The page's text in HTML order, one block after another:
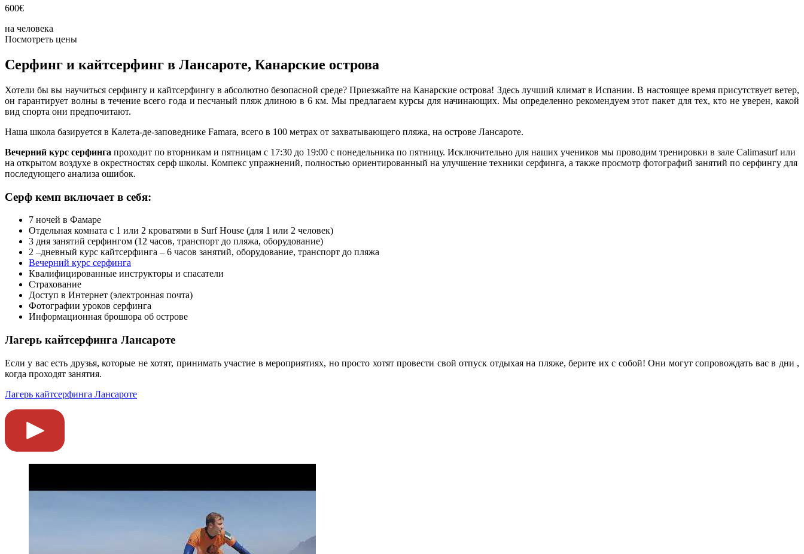
600€
на человека
Посмотреть цены
Серфинг и кайтсерфинг в Лансароте, Канарские острова
Хотели бы вы научиться серфингу и кайтсерфингу в абсолютно безопасной среде? Приезжайте на Канарские острова! Здесь лучший климат в Испании. В настоящее время присутствует ветер,
он гарантирует волны в течение всего года и песчаный пляж длиною в 6 км. Мы предлагаем курсы для начинающих. Мы определенно рекомендуем этот пакет для тех, кто не уверен, какой
вид спорта они предпочитают.
Наша школа базируется в Калета-де-заповеднике Famara, всего в 100 метрах от захватывающего пляжа, на острове Лансароте.
Вечерний курс серфинга проходит по вторникам и пятницам с 17:30 до 19:00 с понедельника по пятницу. Исключительно для наших учеников мы проводим тренировки в зале Calimasurf или
на открытом воздухе в окрестностях серф школы. Компекс упражнений, полностью ориентированный на улучшение техники серфинга, а также просмотр фотографий занятий по серфингу для
последующего анализа ошибок.
Серф кемп включает в себя:
7 ночей в Фамаре
Отдельная комната с 1 или 2 кроватями в Surf House (для 1 или 2 человек)
3 дня занятий серфингом (12 часов, транспорт до пляжа, оборудование)
2 –дневный курс кайтсерфинга – 6 часов занятий, оборудование, транспорт до пляжа
Вечерний курс серфинга
Квалифицированные инструкторы и спасатели
Страхование
Доступ в Интернет (электронная почта)
Фотографии уроков серфинга
Информационная брошюра об острове
Лагерь кайтсерфинга Лансароте
Если у вас есть друзья, которые не хотят, принимать участие в мероприятиях, но просто хотят провести свой отпуск отдыхая на пляже, берите их с собой! Они могут сопровождать вас в дни ,
когда проходят занятия.
Лагерь кайтсерфинга Лансароте